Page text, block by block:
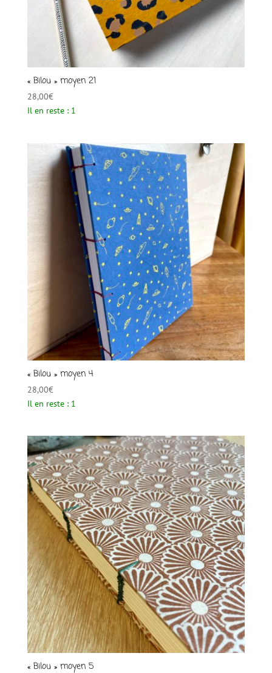
« Bilou » moyen 21
28,00€
Il en reste : 1
« Bilou » moyen 4
28,00€
Il en reste : 1
« Bilou » moyen 5